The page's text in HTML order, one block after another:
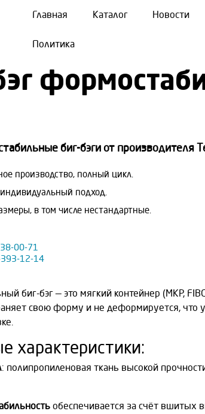
Главная Каталог Новости
Политика
биг-бэги от производителя
производство, полный цикл.
индивидуальный подход.
в том числе нестандартные.
00-71
12-14
биг-бэг — это мягкий контейнер (МКР,
свою форму и не деформируется, что
характеристики:
: полипропиленовая ткань высокой
обеспечивается за счёт вшитых